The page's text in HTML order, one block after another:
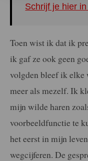
Schrijf je hier
Toen wist ik dat ik
ik gaf ze ook geen
volgden bleef ik elke
meer als mezelf. Ik
mijn wilde haren
voorbeeldfunctie te
het eerst in mijn
wegcijferen. De